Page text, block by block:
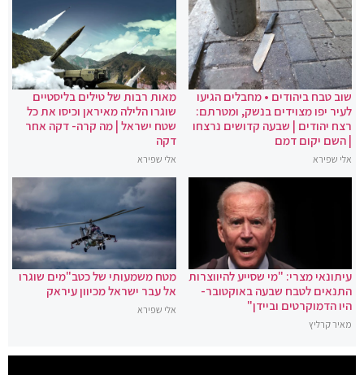
שוב טבח ביהודים • מחבלים הגיעו
לעיר יפו מצוידים בנשק, ומטרתם:
רצח יהודים | שבעה קדושים נרצחו
| השם יקום דמם
אלי שפירא
מאות רבות של טילים בליסטיים
שוגרו הלילה מאיראן וכיסו את כל
שטח ישראל | מה קרה- דקה אחר
דקה
אלי שפירא
עיתונאי מצרי: "מי שסייע להיווצרות
התנאים לטבח שבעה באוקטובר-
היו הדמוקרטים וביידן"
מאיר קרליץ
מטח משמעותי של כטב"מים שוגרו
אל עבר ישראל מכיוון עיראק
אלי שפירא